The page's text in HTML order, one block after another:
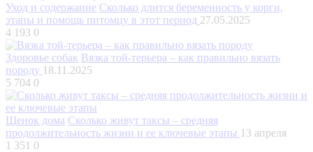
Уход и содержание Сколько длится беременность у корги,
этапы и помощь питомцу в этот период 27.05.2025
4 193 0
Здоровье собак Вязка той-терьера – как правильно вязать
породу 18.11.2025
5 704 0
Щенок дома Сколько живут таксы – средняя
продолжительность жизни и ее ключевые этапы 13 апреля
1 351 0